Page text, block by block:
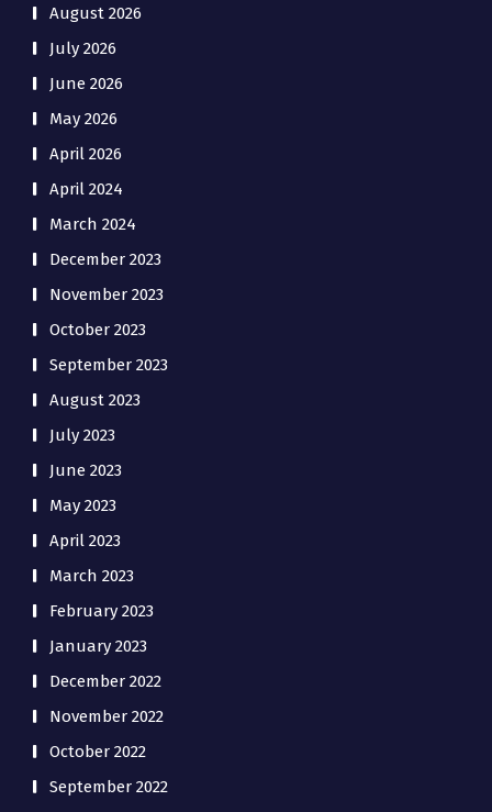
August 2026
July 2026
June 2026
May 2026
April 2026
April 2024
March 2024
December 2023
November 2023
October 2023
September 2023
August 2023
July 2023
June 2023
May 2023
April 2023
March 2023
February 2023
January 2023
December 2022
November 2022
October 2022
September 2022